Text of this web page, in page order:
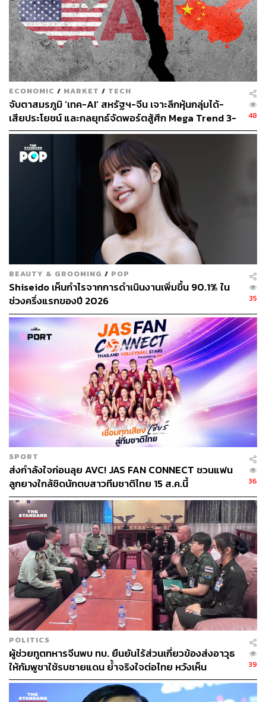
ECONOMIC / MARKET / TECH
จับตาสมรภูมิ ‘เทค-AI’ สหรัฐฯ-จีน เจาะลึกหุ้นกลุ่มได้-
เสียประโยชน์ และกลยุทธ์จัดพอร์ตสู้ศึก Mega Trend 3-
5 ปีข้างหน้า
48
BEAUTY & GROOMING / POP
Shiseido เห็นกำไรจากการดำเนินงานเพิ่มขึ้น 90.1% ใน
ช่วงครึ่งแรกของปี 2026
35
SPORT
ส่งกำลังใจก่อนลุย AVC! JAS FAN CONNECT ชวนแฟน
ลูกยางใกล้ชิดนักตบสาวทีมชาติไทย 15 ส.ค.นี้
36
POLITICS
ผู้ช่วยทูตทหารจีนพบ ทบ. ยืนยันไร้ส่วนเกี่ยวข้องส่งอาวุธ
ให้กัมพูชาใช้รบชายแดน ย้ำจริงใจต่อไทย หวังเห็น
ทางออกสันติวิธี
39